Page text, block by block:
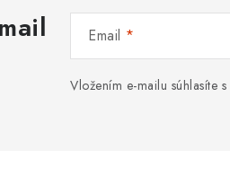
Email
Vložením e-mailu súhlasíte s